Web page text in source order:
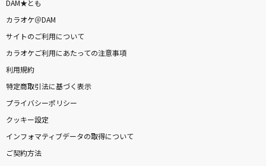
The Everlasting Guilty Crown
EGOIST
ロミオとシンデレラ
doriko feat.初音ミク
DAM★とも
カラオケ＠DAM
サイトのご利用について
カラオケご利用にあたっての注意事項
利用規約
特定商取引法に基づく表示
プライバシーポリシー
クッキー設定
インフォマティブデータの取得について
ご契約方法